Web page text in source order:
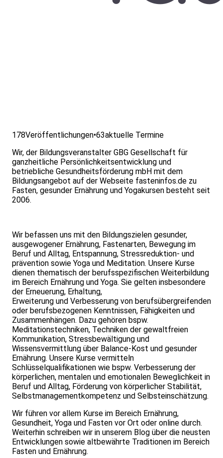
178Veröffentlichungen•63aktuelle Termine
Wir, der Bildungsveranstalter GBG Gesellschaft für
ganzheitliche Persönlichkeitsentwicklung und
betriebliche Gesundheitsförderung mbH mit dem
Bildungsangebot auf der Webseite fasteninfos.de zu
Fasten, gesunder Ernährung und Yogakursen besteht seit
2006.
Wir befassen uns mit den Bildungszielen gesunder,
ausgewogener Ernährung, Fastenarten, Bewegung im
Beruf und Alltag, Entspannung, Stressreduktion- und
prävention sowie Yoga und Meditation. Unsere Kurse
dienen thematisch der berufsspezifischen Weiterbildung
im Bereich Ernährung und Yoga. Sie gelten insbesondere
der Erneuerung, Erhaltung,
Erweiterung und Verbesserung von berufsübergreifenden
oder berufsbezogenen Kenntnissen, Fähigkeiten und
Zusammenhängen. Dazu gehören bspw.
Meditationstechniken, Techniken der gewaltfreien
Kommunikation, Stressbewältigung und
Wissensvermittlung über Balance-Kost und gesunder
Ernährung. Unsere Kurse vermitteln
Schlüsselqualifikationen wie bspw. Verbesserung der
körperlichen, mentalen und emotionalen Beweglichkeit in
Beruf und Alltag, Förderung von körperlicher Stabilität,
Selbstmanagementkompetenz und Selbsteinschätzung.
Wir führen vor allem Kurse im Bereich Ernährung,
Gesundheit, Yoga und Fasten vor Ort oder online durch.
Weiterhin schreiben wir in unserem Blog über die neusten
Entwicklungen sowie altbewährte Traditionen im Bereich
Fasten und Ernährung.